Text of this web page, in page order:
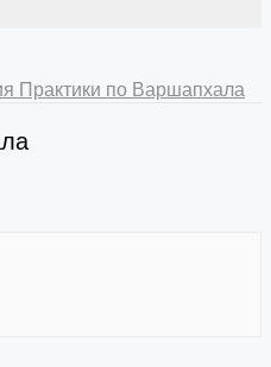
Практики по Варшапхала